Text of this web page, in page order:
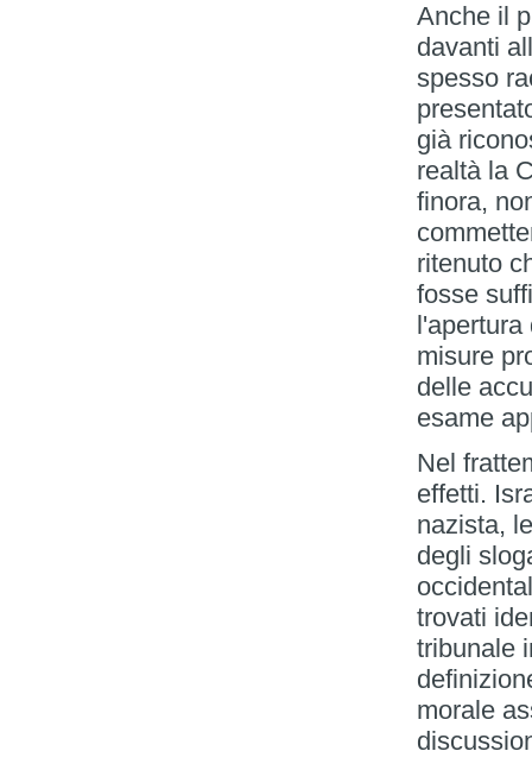
Anche il
davanti
spesso
già
realtà la
finora,
ritenuto
fosse
l'apertura
misure
delle
esame
Nel
effetti.
nazista,
degli
trovati
tribunale
morale